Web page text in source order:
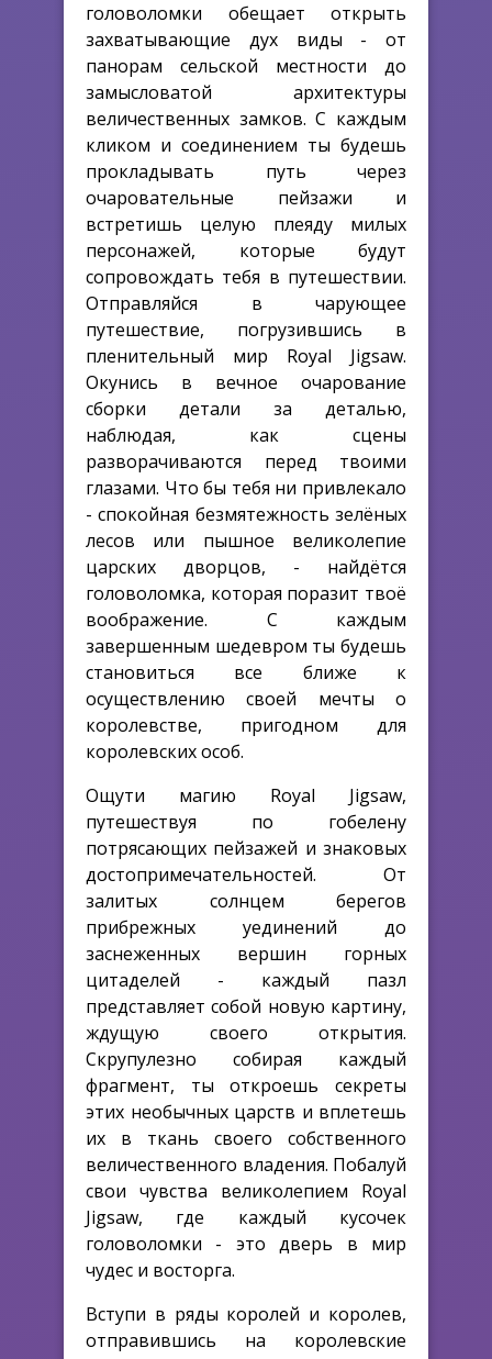
головоломки обещает открыть
захватывающие дух виды - от
панорам сельской местности до
замысловатой архитектуры
величественных замков. С каждым
кликом и соединением ты будешь
прокладывать путь через
очаровательные пейзажи и
встретишь целую плеяду милых
персонажей, которые будут
сопровождать тебя в путешествии.
Отправляйся в чарующее
путешествие, погрузившись в
пленительный мир Royal Jigsaw.
Окунись в вечное очарование
сборки детали за деталью,
наблюдая, как сцены
разворачиваются перед твоими
глазами. Что бы тебя ни привлекало
- спокойная безмятежность зелёных
лесов или пышное великолепие
царских дворцов, - найдётся
головоломка, которая поразит твоё
воображение. С каждым
завершенным шедевром ты будешь
становиться все ближе к
осуществлению своей мечты о
королевстве, пригодном для
королевских особ.
Ощути магию Royal Jigsaw,
путешествуя по гобелену
потрясающих пейзажей и знаковых
достопримечательностей. От
залитых солнцем берегов
прибрежных уединений до
заснеженных вершин горных
цитаделей - каждый пазл
представляет собой новую картину,
ждущую своего открытия.
Скрупулезно собирая каждый
фрагмент, ты откроешь секреты
этих необычных царств и вплетешь
их в ткань своего собственного
величественного владения. Побалуй
свои чувства великолепием Royal
Jigsaw, где каждый кусочек
головоломки - это дверь в мир
чудес и восторга.
Вступи в ряды королей и королев,
отправившись на королевские